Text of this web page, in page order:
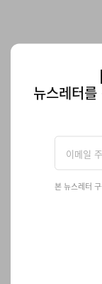
JiyongKim, 론
플로어 램프 공개
레이블 특유의 선
Jun 15, 2026
뉴스레터
본 뉴스레터